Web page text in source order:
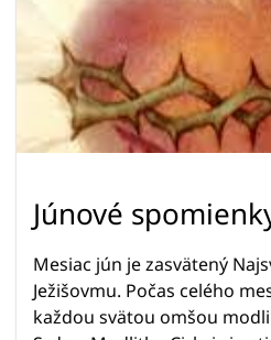
Júnové
Mesiac jún je zasvätený
Ježišovmu. Počas celého
každou svätou omšou